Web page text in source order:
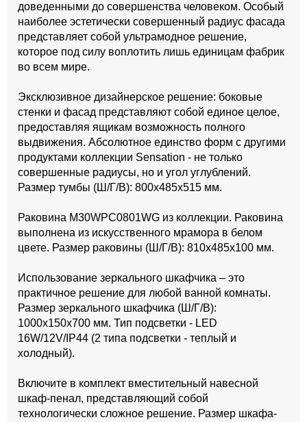
доведенными до совершенства человеком. Особый
наиболее эстетически совершенный радиус фасада
представляет собой ультрамодное решение,
которое под силу воплотить лишь единицам фабрик
во всем мире.
Эксклюзивное дизайнерское решение: боковые
стенки и фасад представляют собой единое целое,
предоставляя ящикам возможность полного
выдвижения. Абсолютное единство форм с другими
продуктами коллекции Sensation - не только
совершенные радиусы, но и угол углублений.
Размер тумбы (Ш/Г/В): 800x485x515 мм.
Раковина M30WPC0801WG из коллекции. Раковина
выполнена из искусственного мрамора в белом
цвете. Размер раковины (Ш/Г/В): 810x485x100 мм.
Использование зеркального шкафчика – это
практичное решение для любой ванной комнаты.
Размер зеркального шкафчика (Ш/Г/В):
1000x150x700 мм. Тип подсветки - LED
16W/12V/IP44 (2 типа подсветки - теплый и
холодный).
Включите в комплект вместительный навесной
шкаф-пенал, представляющий собой
технологически сложное решение. Размер шкафа-